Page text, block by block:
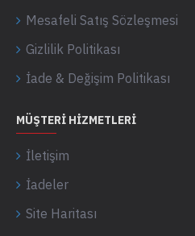
Mesafeli Satış Sözleşmesi
Gizlilik Politikası
İade & Değişim Politikası
MÜŞTERI HIZMETLERI
İletişim
İadeler
Site Haritası